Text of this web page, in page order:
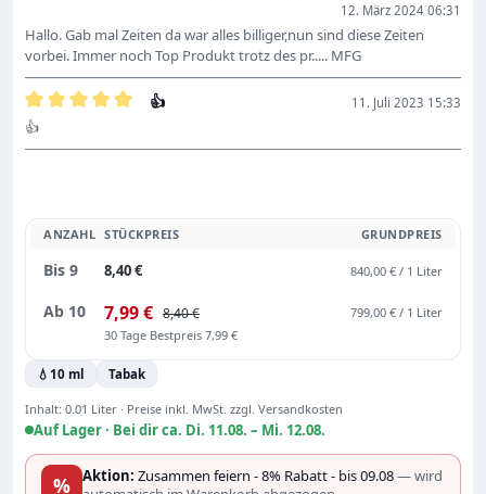
12. März 2024 06:31
Hallo. Gab mal Zeiten da war alles billiger,nun sind diese Zeiten
vorbei. Immer noch Top Produkt trotz des pr..... MFG
11. Juli 2023 15:33
Bewertung mit 5 von 5 Sternen
👍
👍
ANZAHL STÜCKPREIS GRUNDPREIS
Bis 9 8,40 € 840,00 € / 1 Liter
Ab 10 7,99 € 8,40 €
30 Tage Bestpreis 7,99 €
799,00 € / 1 Liter
💧 10 ml Tabak
Inhalt: 0.01 Liter · Preise inkl. MwSt. zzgl. Versandkosten
Auf Lager · Bei dir ca. Di. 11.08. – Mi. 12.08.
% Aktion: Zusammen feiern - 8% Rabatt - bis 09.08— wird